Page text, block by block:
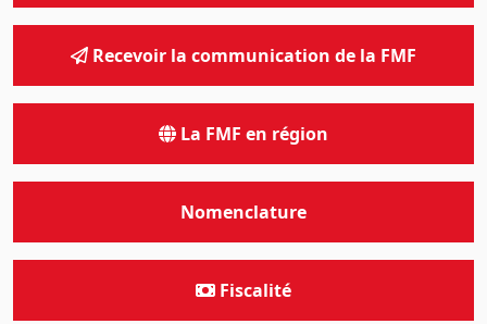
Recevoir la communication de la FMF
La FMF en région
Nomenclature
Fiscalité